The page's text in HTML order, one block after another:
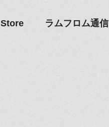
ラムフロム通信